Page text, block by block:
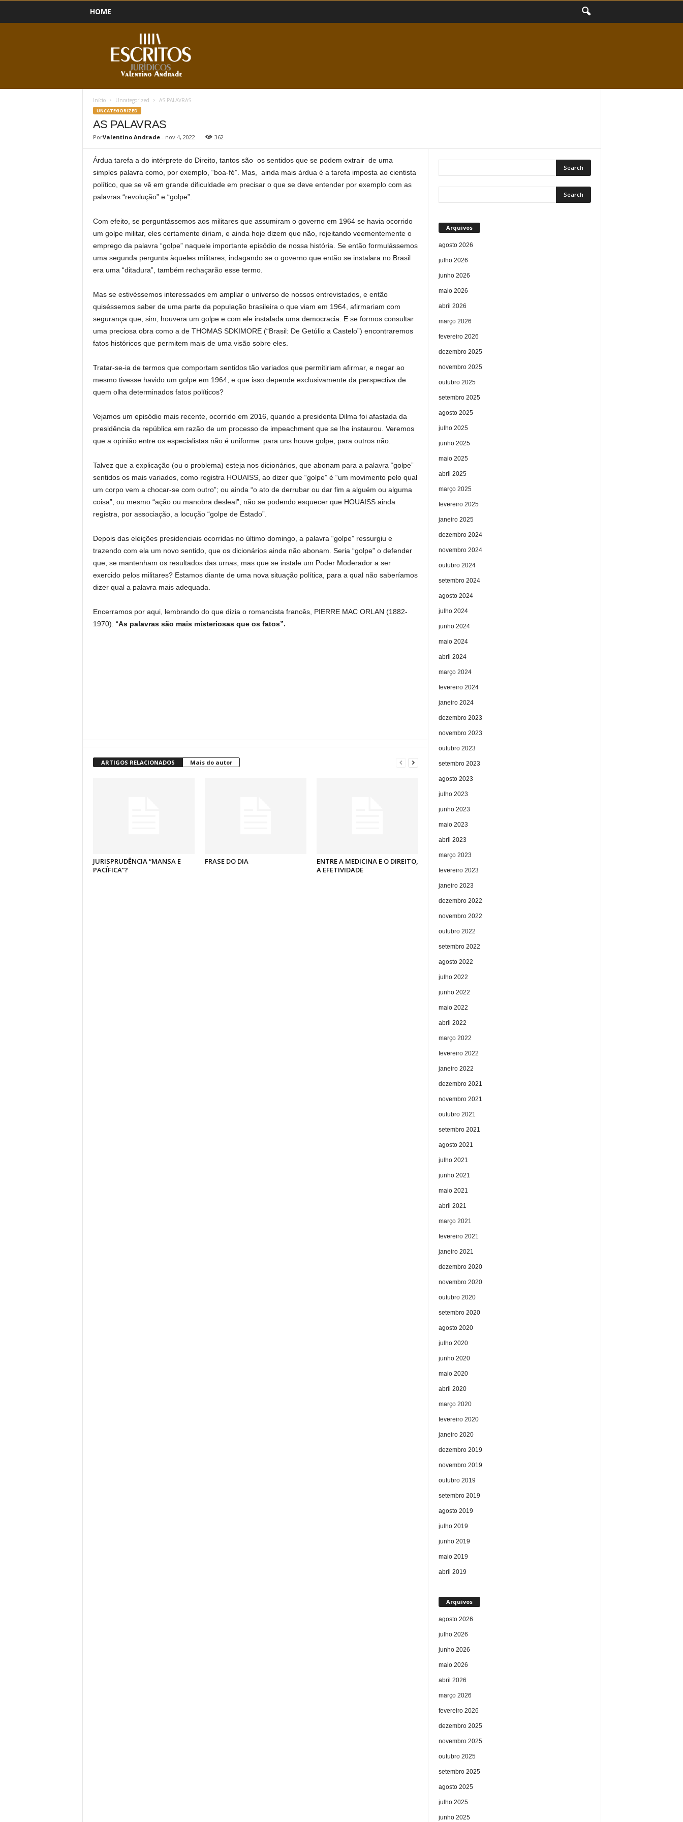
HOME
Início Uncategorized AS PALAVRAS
UNCATEGORIZED
AS PALAVRAS
PorValentino Andrade- nov 4, 2022 362
Árdua tarefa a do intérprete do Direito, tantos são os sentidos que se podem extrair de uma
simples palavra como, por exemplo, “boa-fé”. Mas, ainda mais árdua é a tarefa imposta ao cientista
político, que se vê em grande dificuldade em precisar o que se deve entender por exemplo com as
palavras “revolução” e “golpe”.
Com efeito, se perguntássemos aos militares que assumiram o governo em 1964 se havia ocorrido
um golpe militar, eles certamente diriam, e ainda hoje dizem que não, rejeitando veementemente o
emprego da palavra “golpe” naquele importante episódio de nossa história. Se então formulássemos
uma segunda pergunta àqueles militares, indagando se o governo que então se instalara no Brasil
era uma “ditadura”, também rechaçarão esse termo.
Mas se estivéssemos interessados em ampliar o universo de nossos entrevistados, e então
quiséssemos saber de uma parte da população brasileira o que viam em 1964, afirmariam com
segurança que, sim, houvera um golpe e com ele instalada uma democracia. E se formos consultar
uma preciosa obra como a de THOMAS SDKIMORE (“Brasil: De Getúlio a Castelo”) encontraremos
fatos históricos que permitem mais de uma visão sobre eles.
Tratar-se-ia de termos que comportam sentidos tão variados que permitiriam afirmar, e negar ao
mesmo tivesse havido um golpe em 1964, e que isso depende exclusivamente da perspectiva de
quem olha determinados fatos políticos?
Vejamos um episódio mais recente, ocorrido em 2016, quando a presidenta Dilma foi afastada da
presidência da república em razão de um processo de impeachment que se lhe instaurou. Veremos
que a opinião entre os especialistas não é uniforme: para uns houve golpe; para outros não.
Talvez que a explicação (ou o problema) esteja nos dicionários, que abonam para a palavra “golpe”
sentidos os mais variados, como registra HOUAISS, ao dizer que “golpe” é “um movimento pelo qual
um corpo vem a chocar-se com outro”; ou ainda “o ato de derrubar ou dar fim a alguém ou alguma
coisa”, ou mesmo “ação ou manobra desleal”, não se podendo esquecer que HOUAISS ainda
registra, por associação, a locução “golpe de Estado”.
Depois das eleições presidenciais ocorridas no último domingo, a palavra “golpe” ressurgiu e
trazendo com ela um novo sentido, que os dicionários ainda não abonam. Seria “golpe” o defender
que, se mantenham os resultados das urnas, mas que se instale um Poder Moderador a ser
exercido pelos militares? Estamos diante de uma nova situação política, para a qual não saberíamos
dizer qual a palavra mais adequada.
Encerramos por aqui, lembrando do que dizia o romancista francês, PIERRE MAC ORLAN (1882-
1970): “As palavras são mais misteriosas que os fatos”.
ARTIGOS RELACIONADOS Mais do autor
JURISPRUDÊNCIA “MANSA E
PACÍFICA”?
FRASE DO DIA
ENTRE A MEDICINA E O DIREITO,
A EFETIVIDADE
Arquivos
agosto 2026
julho 2026
junho 2026
maio 2026
abril 2026
março 2026
fevereiro 2026
dezembro 2025
novembro 2025
outubro 2025
setembro 2025
agosto 2025
julho 2025
junho 2025
maio 2025
abril 2025
março 2025
fevereiro 2025
janeiro 2025
dezembro 2024
novembro 2024
outubro 2024
setembro 2024
agosto 2024
julho 2024
junho 2024
maio 2024
abril 2024
março 2024
fevereiro 2024
janeiro 2024
dezembro 2023
novembro 2023
outubro 2023
setembro 2023
agosto 2023
julho 2023
junho 2023
maio 2023
abril 2023
março 2023
fevereiro 2023
janeiro 2023
dezembro 2022
novembro 2022
outubro 2022
setembro 2022
agosto 2022
julho 2022
junho 2022
maio 2022
abril 2022
março 2022
fevereiro 2022
janeiro 2022
dezembro 2021
novembro 2021
outubro 2021
setembro 2021
agosto 2021
julho 2021
junho 2021
maio 2021
abril 2021
março 2021
fevereiro 2021
janeiro 2021
dezembro 2020
novembro 2020
outubro 2020
setembro 2020
agosto 2020
julho 2020
junho 2020
maio 2020
abril 2020
março 2020
fevereiro 2020
janeiro 2020
dezembro 2019
novembro 2019
outubro 2019
setembro 2019
agosto 2019
julho 2019
junho 2019
maio 2019
abril 2019
Arquivos
agosto 2026
julho 2026
junho 2026
maio 2026
abril 2026
março 2026
fevereiro 2026
dezembro 2025
novembro 2025
outubro 2025
setembro 2025
agosto 2025
julho 2025
junho 2025